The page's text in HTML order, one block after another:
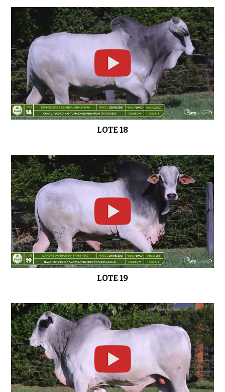
LOTE 18
LOTE 19